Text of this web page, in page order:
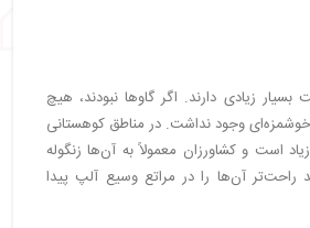
زیادی دارند. اگر گاوها نبودند، هیچ
وجود نداشت. در مناطق کوهستانی
است و کشاورزان معمولاً به آن‌ها زنگوله
راحت‌تر آن‌ها را در مراتع وسیع آلپ پیدا